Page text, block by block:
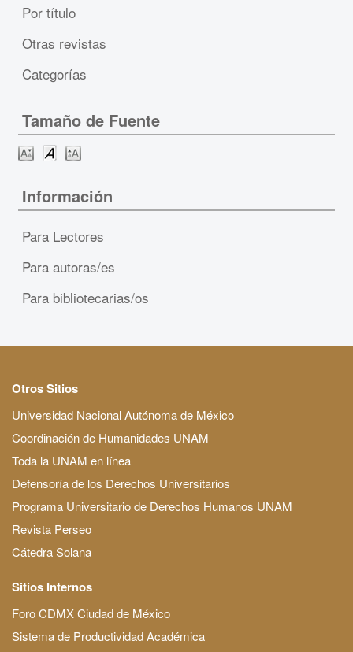
Por título
Otras revistas
Categorías
Tamaño de Fuente
Información
Para Lectores
Para autoras/es
Para bibliotecarias/os
Otros Sitios
Universidad Nacional Autónoma de México
Coordinación de Humanidades UNAM
Toda la UNAM en línea
Defensoría de los Derechos Universitarios
Programa Universitario de Derechos Humanos UNAM
Revista Perseo
Cátedra Solana
Sitios Internos
Foro CDMX Ciudad de México
Sistema de Productividad Académica